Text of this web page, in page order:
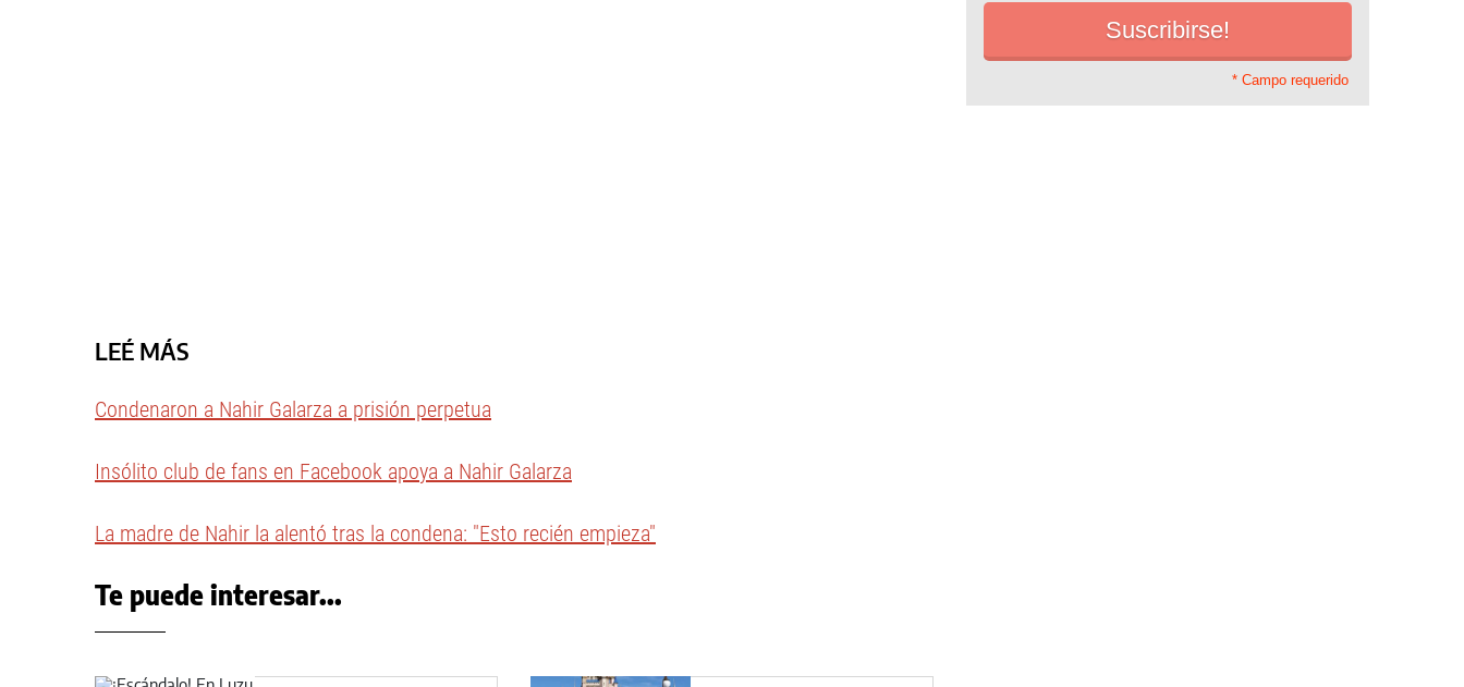
LEÉ MÁS
Condenaron a Nahir Galarza a prisión perpetua
Insólito club de fans en Facebook apoya a Nahir Galarza
La madre de Nahir la alentó tras la condena: "Esto recién empieza"
Te puede interesar...
* Campo requerido